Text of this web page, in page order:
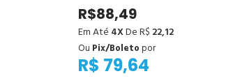
R$88,49
Em Até 4XDe R$ 22,12
R$ 79,64
Ou Pix/Boletopor